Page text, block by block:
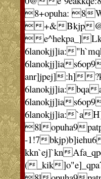
8+opuha: 8
+&Bkjp
 e^hekpa_]
6lanokjj]ia:
6lanokjj]ia
anr]jpej]:h]
6lanokjj]ia:bqa
6lanokjj]ia
6lanokjj]ia:`a
8lopuha9
-1!7
kkn`ej]`kn
(_kik